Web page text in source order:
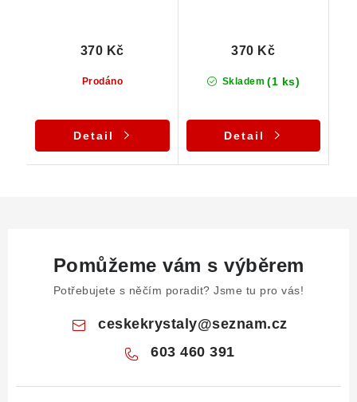
Prodáno
370 Kč
Detail
Skladem (1 ks)
370 Kč
Detail
Pomůžeme vám s výběrem
Potřebujete s něčím poradit? Jsme tu pro vás!
ceskekrystaly@seznam.cz
603 460 391